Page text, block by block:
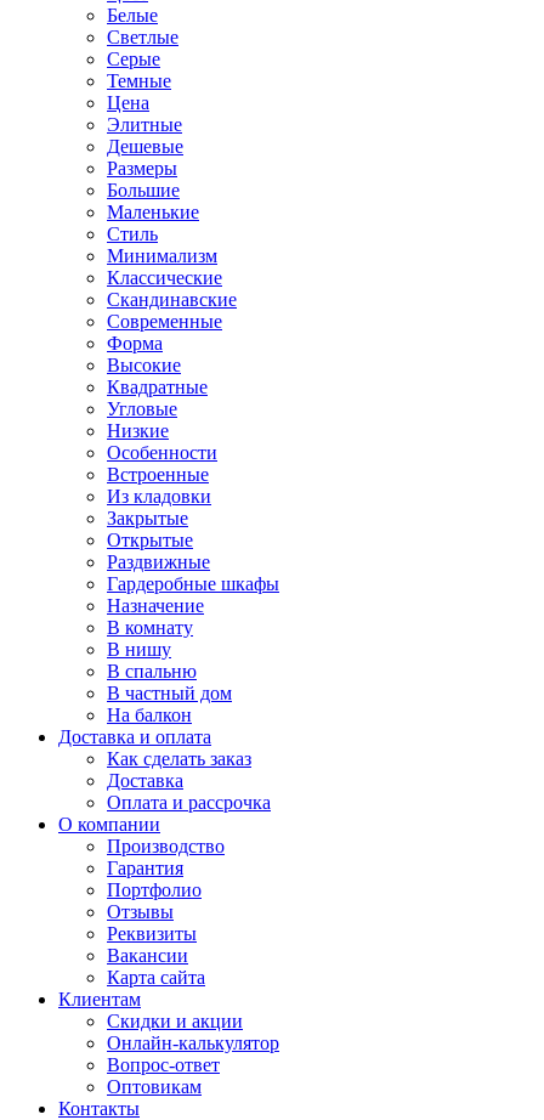
Белые
Светлые
Серые
Темные
Цена
Элитные
Дешевые
Размеры
Большие
Маленькие
Стиль
Минимализм
Классические
Скандинавские
Современные
Форма
Высокие
Квадратные
Угловые
Низкие
Особенности
Встроенные
Из кладовки
Закрытые
Открытые
Раздвижные
Гардеробные шкафы
Назначение
В комнату
В нишу
В спальню
В частный дом
На балкон
Доставка и оплата
Как сделать заказ
Доставка
Оплата и рассрочка
О компании
Производство
Гарантия
Портфолио
Отзывы
Реквизиты
Вакансии
Карта сайта
Клиентам
Скидки и акции
Онлайн-калькулятор
Вопрос-ответ
Оптовикам
Контакты